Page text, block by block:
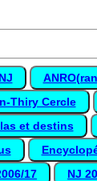
Thiry Cercle
et destins
17
NJ